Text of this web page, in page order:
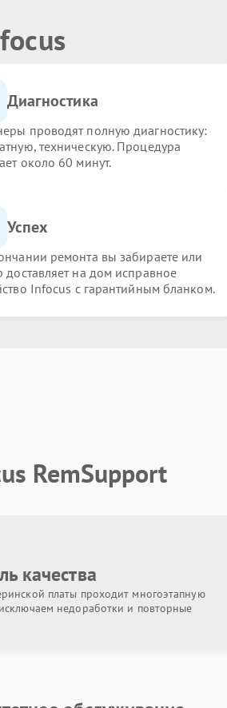
Диагностика
проводят полную диагностику:
техническую. Процедура
около 60 минут.
Успех
ремонта вы забираете или
доставляет на дом исправное
Infocus с гарантийным бланком.
RemSupport
качества
платы проходит многоэтапную
недоработки и повторные